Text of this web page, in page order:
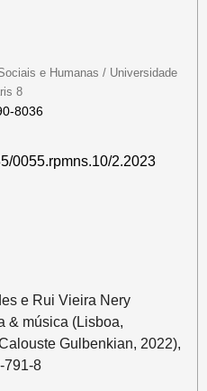
e Humanas / Universidade
8
8036
0055.rpmns.10/2.2023
e Rui Vieira Nery
& música (Lisboa,
Gulbenkian, 2022),
791-8